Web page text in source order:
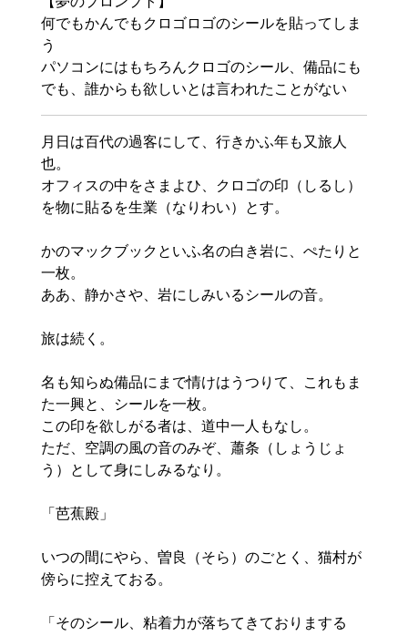
何でもかんでもクロゴロゴのシールを貼ってしま
う
パソコンにはもちろんクロゴのシール、備品にも
でも、誰からも欲しいとは言われたことがない
月日は百代の過客にして、行きかふ年も又旅人
也。
オフィスの中をさまよひ、クロゴの印（しるし）
を物に貼るを生業（なりわい）とす。
かのマックブックといふ名の白き岩に、ぺたりと
一枚。
ああ、静かさや、岩にしみいるシールの音。
旅は続く。
名も知らぬ備品にまで情けはうつりて、これもま
た一興と、シールを一枚。
この印を欲しがる者は、道中一人もなし。
ただ、空調の風の音のみぞ、蕭条（しょうじょ
う）として身にしみるなり。
「芭蕉殿」
いつの間にやら、曽良（そら）のごとく、猫村が
傍らに控えておる。
「そのシール、粘着力が落ちてきておりまする